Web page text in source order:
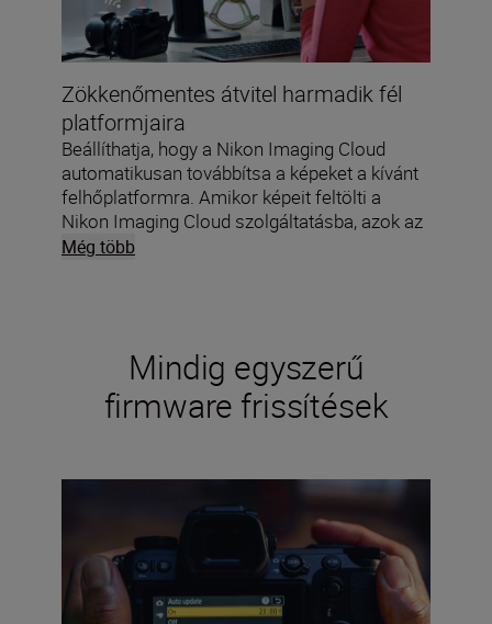
Zökkenőmentes átvitel harmadik fél
platformjaira
Beállíthatja, hogy a Nikon Imaging Cloud
automatikusan továbbítsa a képeket a kívánt
felhőplatformra. Amikor képeit feltölti a
Nikon Imaging Cloud szolgáltatásba, azok az
Ön által megadott fájlszállító szolgáltatásra
Még több
Mindig egyszerű
firmware frissítések